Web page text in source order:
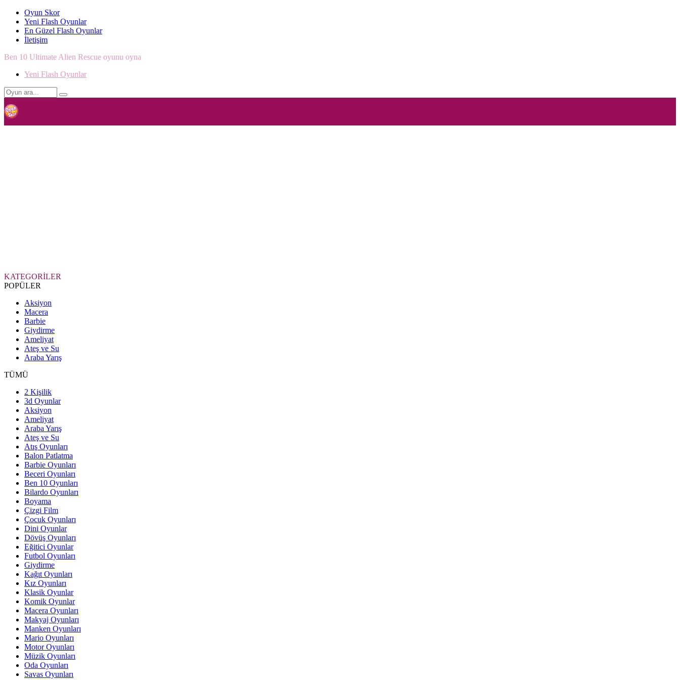
Oyun Skor
Yeni Flash Oyunlar
En Güzel Flash Oyunlar
İletişim
Ben 10 Ultimate Alien Rescue oyunu oyna
Yeni Flash Oyunlar
KATEGORİLER
POPÜLER
Aksiyon
Macera
Barbie
Giydirme
Ameliyat
Ateş ve Su
Araba Yarış
TÜMÜ
2 Kişilik
3d Oyunlar
Aksiyon
Ameliyat
Araba Yarış
Ateş ve Su
Atış Oyunları
Balon Patlatma
Barbie Oyunları
Beceri Oyunları
Ben 10 Oyunları
Bilardo Oyunları
Boyama
Çizgi Film
Çocuk Oyunları
Dini Oyunlar
Dövüş Oyunları
Eğitici Oyunlar
Futbol Oyunları
Giydirme
Kağıt Oyunları
Kız Oyunları
Klasik Oyunlar
Komik Oyunlar
Macera Oyunları
Makyaj Oyunları
Manken Oyunları
Mario Oyunları
Motor Oyunları
Müzik Oyunları
Oda Oyunları
Savas Oyunları